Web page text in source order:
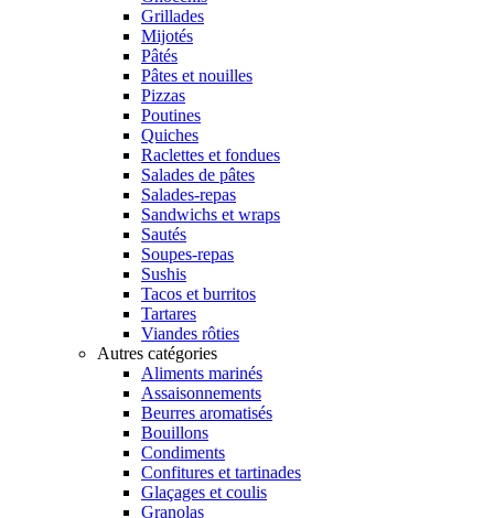
Grillades
Mijotés
Pâtés
Pâtes et nouilles
Pizzas
Poutines
Quiches
Raclettes et fondues
Salades de pâtes
Salades-repas
Sandwichs et wraps
Sautés
Soupes-repas
Sushis
Tacos et burritos
Tartares
Viandes rôties
Autres catégories
Aliments marinés
Assaisonnements
Beurres aromatisés
Bouillons
Condiments
Confitures et tartinades
Glaçages et coulis
Granolas